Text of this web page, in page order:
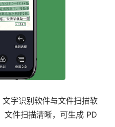
字识别软件与文件扫描软
文件扫描清晰，可生成 PD